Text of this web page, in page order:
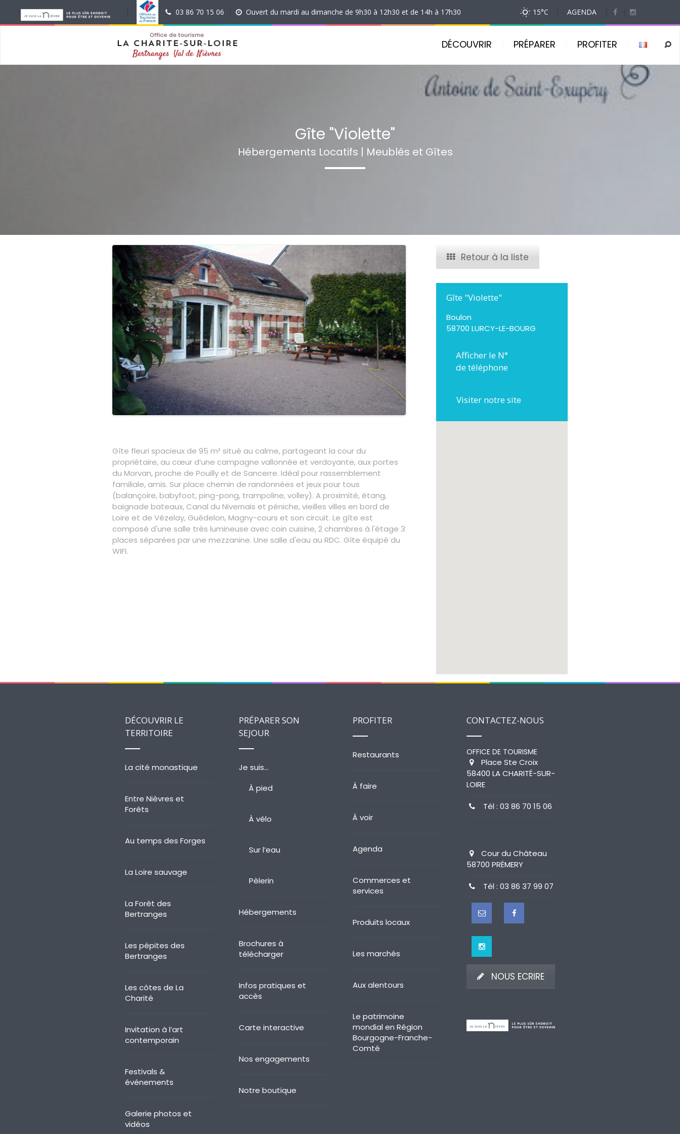
| 03 86 70 15 06 Ouvert du mardi au dimanche de 9h30 à 12h30 et de 14h à 17h30 15°C AGENDA
DÉCOUVRIR PRÉPARER PROFITER
Gîte "Violette"
Hébergements Locatifs | Meublés et Gîtes
Gîte fleuri spacieux de 95 m² situé au calme, partageant la cour du
propriétaire, au cœur d’une campagne vallonnée et verdoyante, aux portes
du Morvan, proche de Pouilly et de Sancerre. Idéal pour rassemblement
familiale, amis. Sur place chemin de randonnées et jeux pour tous
(balançoire, babyfoot, ping-pong, trampoline, volley). A proximité, étang,
baignade bateaux, Canal du Nivernais et péniche, vieilles villes en bord de
Loire et de Vézelay, Guédelon, Magny-cours et son circuit. Le gîte est
composé d'une salle très lumineuse avec coin cuisine, 2 chambres à l'étage 3
places séparées par une mezzanine. Une salle d'eau au RDC. Gîte équipé du
WIFI.
Retour à la liste
Gîte "Violette"
Boulon
58700 LURCY-LE-BOURG
Afficher le N°
de téléphone
Visiter notre site
DÉCOUVRIR LE
TERRITOIRE
La cité monastique
Entre Nièvres et
Forêts
Au temps des Forges
La Loire sauvage
La Forêt des
Bertranges
Les pépites des
Bertranges
Les côtes de La
Charité
Invitation à l’art
contemporain
Festivals &
événements
Galerie photos et
vidéos
PRÉPARER SON
SEJOUR
Je suis…
À pied
À vélo
Sur l’eau
Pèlerin
Hébergements
Brochures à
télécharger
Infos pratiques et
accès
Carte interactive
Nos engagements
Notre boutique
PROFITER
Restaurants
À faire
À voir
Agenda
Commerces et
services
Produits locaux
Les marchés
Aux alentours
Le patrimoine
mondial en Région
Bourgogne-Franche-
Comté
CONTACTEZ-NOUS
OFFICE DE TOURISME
Place Ste Croix
58400 LA CHARITÉ-SUR-
LOIRE
Tél : 03 86 70 15 06
Cour du Château
58700 PRÉMERY
Tél : 03 86 37 99 07
NOUS ECRIRE